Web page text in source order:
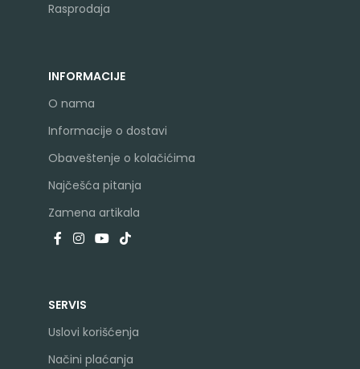
Rasprodaja
INFORMACIJE
O nama
Informacije o dostavi
Obaveštenje o kolačićima
Najčešća pitanja
Zamena artikala
SERVIS
Uslovi korišćenja
Načini plaćanja